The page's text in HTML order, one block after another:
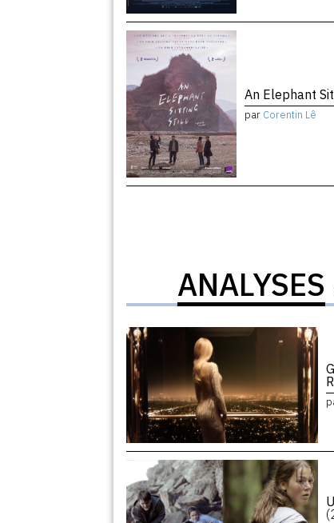
An Elephant
par Corentin Lê
ANALYSES